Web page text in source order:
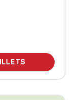
FLYNN - AVEC
DES